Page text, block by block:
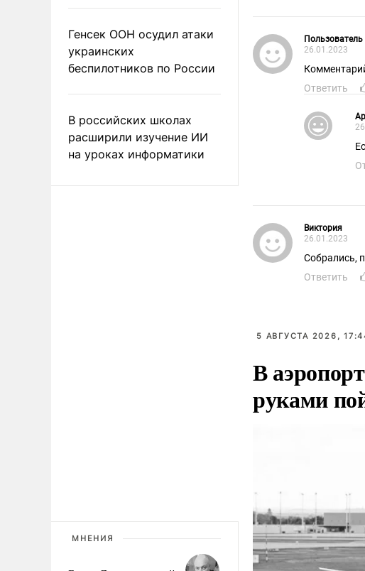
Генсек ООН осудил атаки
украинских
беспилотников по России
В российских школах
расширили изучение ИИ
на уроках информатики
МНЕНИЯ
Пользователь
26.01.2023
Ответить
Виктория
26.01.2023
Собрались,
Ответить
5 АВГУСТА 2026,
В
руками